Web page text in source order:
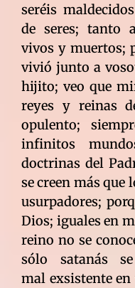
seréis
de seres; tanto
vivos y muertos;
vivió junto a
hijito; veo que
reyes y reinas
opulento;
infinitos
doctrinas del
se creen más que
usurpadores;
Dios; iguales en
reino no se
sólo satanás
mal exsistente